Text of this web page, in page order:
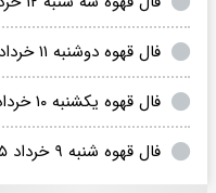
فال قهوه دوشنبه ۱۱ خرداد ۱۴۰۵
فال قهوه یکشنبه ۱۰ خرداد ۱۴۰۵
فال قهوه شنبه ۹ خرداد ۱۴۰۵